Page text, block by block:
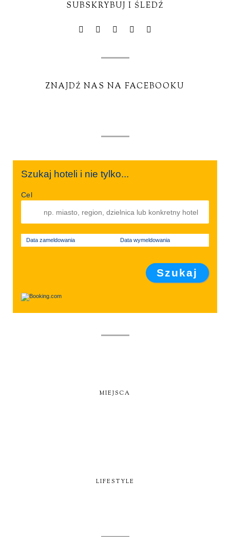
SUBSKRYBUJ I ŚLEDŹ
ZNAJDŹ NAS NA FACEBOOKU
Szukaj hoteli i nie tylko...
Cel
Data zameldowania Data wymeldowania
MIEJSCA
LIFESTYLE